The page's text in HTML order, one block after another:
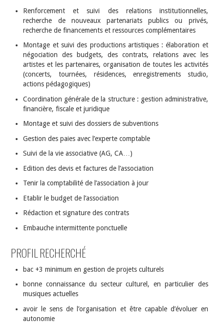
Renforcement et suivi des relations institutionnelles,
recherche de nouveaux partenariats publics ou privés,
recherche de financements et ressources complémentaires
Montage et suivi des productions artistiques : élaboration et
négociation des budgets, des contrats, relations avec les
artistes et les partenaires, organisation de toutes les activités
(concerts, tournées, résidences, enregistrements studio,
actions pédagogiques)
Coordination générale de la structure : gestion administrative,
financière, fiscale et juridique
Montage et suivi des dossiers de subventions
Gestion des paies avec l’experte comptable
Suivi de la vie associative (AG, CA…)
Edition des devis et factures de l’association
Tenir la comptabilité de l’association à jour
Etablir le budget de l’association
Rédaction et signature des contrats
Embauche intermittente ponctuelle
PROFIL RECHERCHÉ
bac +3 minimum en gestion de projets culturels
bonne connaissance du secteur culturel, en particulier des
musiques actuelles
avoir le sens de l’organisation et être capable d’évoluer en
autonomie